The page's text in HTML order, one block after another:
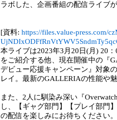
ラボした、企画番組の配信ライブ
[資料: https://files.value-press.com/
本ライブは2023年3月20日(月) 20
をご紹介する他、現在開催中の『
デビュー応援キャンペーン』対象
レイ。最新のGALLERIAの性能や
また、2人に馴染み深い『
し、【ギャグ部門】【プレイ部門
の配信を楽しみにお待ちください。